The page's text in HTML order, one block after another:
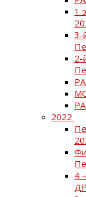
1
3-
2-
2022
4